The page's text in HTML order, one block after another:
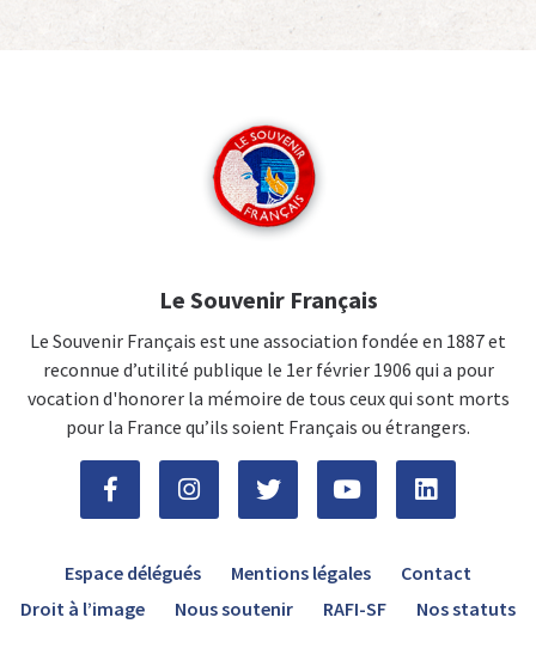
Le Souvenir Français
Le Souvenir Français est une association fondée en 1887 et
reconnue d’utilité publique le 1er février 1906 qui a pour
vocation d'honorer la mémoire de tous ceux qui sont morts
pour la France qu’ils soient Français ou étrangers.
Espace délégués Mentions légales
Contact
Droit à l’image
Nous soutenir RAFI-SF Nos statuts